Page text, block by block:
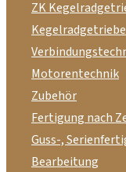
ZK
Kegelradgetriebe
Motorentechnik
Zubehör
Fertigung nach
Guss-,
Bearbeitung